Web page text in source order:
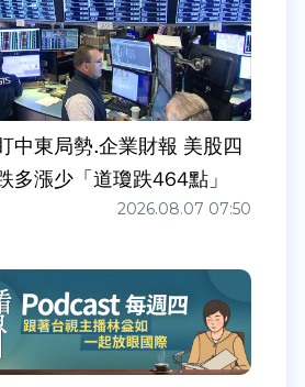
中東局勢.企業財報 美股四
多漲少「道瓊跌464點」
2026.08.07 07:50